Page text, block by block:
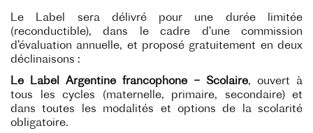
Le Label sera délivré pour une durée limitée
(reconductible), dans le cadre d’une commission
d’évaluation annuelle, et proposé gratuitement en deux
déclinaisons :
Le Label Argentine francophone – Scolaire, ouvert à
tous les cycles (maternelle, primaire, secondaire) et
dans toutes les modalités et options de la scolarité
obligatoire.